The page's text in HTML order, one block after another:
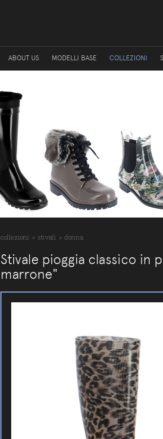
ABOUT US MODELLI BASE COLLEZIONI
collezioni > stivali > donna
Stivale pioggia classico in
marrone"